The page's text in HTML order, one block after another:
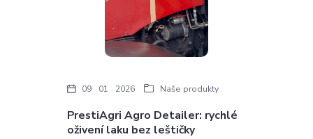
PrestiAgri Agro Detailer: rychlé
oživení laku bez leštičky
09 01 2026 Naše produkty